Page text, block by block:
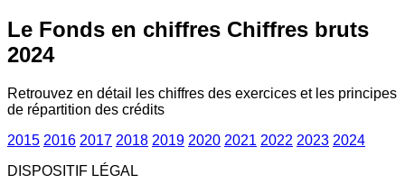
Le Fonds en chiffres Chiffres bruts
2024
Retrouvez en détail les chiffres des exercices et les principes
de répartition des crédits
2015 2016 2017 2018 2019 2020 2021 2022 2023 2024
DISPOSITIF LÉGAL